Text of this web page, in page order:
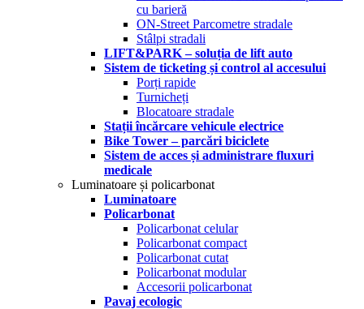
cu barieră
ON-Street Parcometre stradale
Stâlpi stradali
LIFT&PARK – soluția de lift auto
Sistem de ticketing și control al accesului
Porți rapide
Turnicheți
Blocatoare stradale
Stații încărcare vehicule electrice
Bike Tower – parcări biciclete
Sistem de acces și administrare fluxuri
medicale
Luminatoare și policarbonat
Luminatoare
Policarbonat
Policarbonat celular
Policarbonat compact
Policarbonat cutat
Policarbonat modular
Accesorii policarbonat
Pavaj ecologic